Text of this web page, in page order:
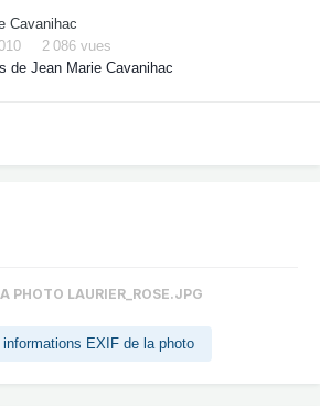
Cavanihac
2 086 vues
de Jean Marie Cavanihac
PHOTO LAURIER_ROSE.JPG
informations EXIF de la photo